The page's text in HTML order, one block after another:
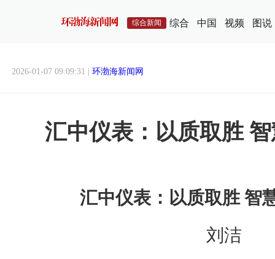
综合新闻 综合 中国 视频 图说
2026-01-07 09:09:31 | 环渤海新闻网
汇中仪表：以质取胜
汇中仪表：以质取胜 智
刘洁